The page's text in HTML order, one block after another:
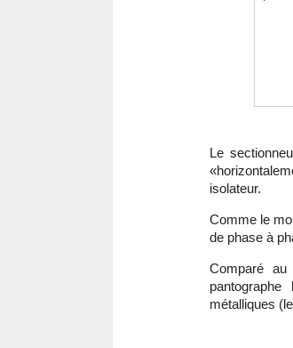
Le
isolateur.
Comme le
de phase à
Comparé
métalliques